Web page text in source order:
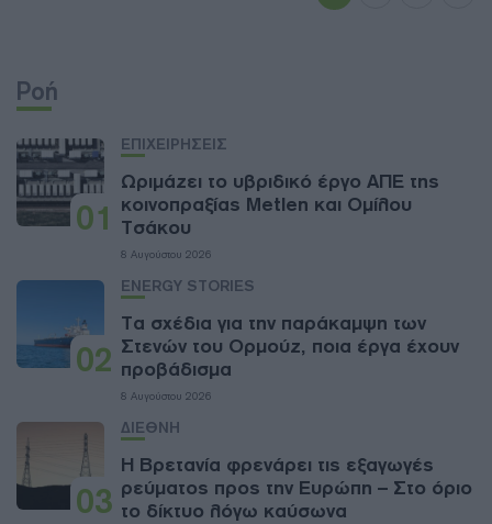
Ροή
01
ΕΠΙΧΕΙΡΗΣΕΙΣ
Ωριμάζει το υβριδικό έργο ΑΠΕ της
κοινοπραξίας Metlen και Ομίλου
Τσάκου
8 Αυγούστου 2026
02
ENERGY STORIES
Τα σχέδια για την παράκαμψη των
Στενών του Ορμούζ, ποια έργα έχουν
προβάδισμα
8 Αυγούστου 2026
03
ΔΙΕΘΝΗ
Η Βρετανία φρενάρει τις εξαγωγές
ρεύματος προς την Ευρώπη – Στο όριο
το δίκτυο λόγω καύσωνα